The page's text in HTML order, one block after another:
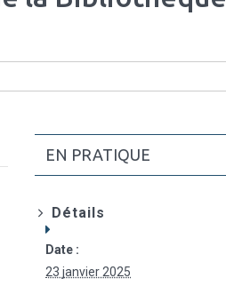
EN PRATIQUE
Détails
Date :
23 janvier 2025